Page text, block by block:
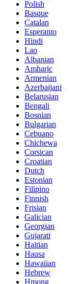
Polish
Basque
Catalan
Esperanto
Hindi
Lao
Albanian
Amharic
Armenian
Azerbaijani
Belarusian
Bengali
Bosnian
Bulgarian
Cebuano
Chichewa
Corsican
Croatian
Dutch
Estonian
Filipino
Finnish
Frisian
Galician
Georgian
Gujarati
Haitian
Hausa
Hawaiian
Hebrew
Hmong